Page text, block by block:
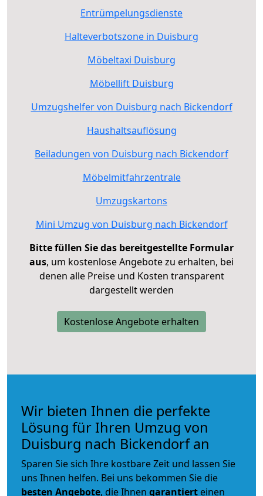
Entrümpelungsdienste
Halteverbotszone in Duisburg
Möbeltaxi Duisburg
Möbellift Duisburg
Umzugshelfer von Duisburg nach Bickendorf
Haushaltsauflösung
Beiladungen von Duisburg nach Bickendorf
Möbelmitfahrzentrale
Umzugskartons
Mini Umzug von Duisburg nach Bickendorf
Bitte füllen Sie das bereitgestellte Formular
aus, um kostenlose Angebote zu erhalten, bei
denen alle Preise und Kosten transparent
dargestellt werden
Kostenlose Angebote erhalten
Wir bieten Ihnen die perfekte
Lösung für Ihren Umzug von
Duisburg nach Bickendorf an
Sparen Sie sich Ihre kostbare Zeit und lassen Sie
uns Ihnen helfen. Bei uns bekommen Sie die
besten Angebote, die Ihnen garantiert einen